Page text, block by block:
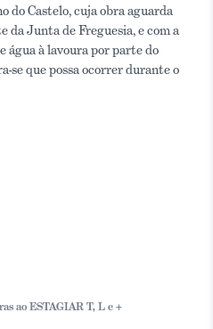
do Castelo, cuja obra aguarda
da Junta de Freguesia, e com a
água à lavoura por parte do
se que possa ocorrer durante o
ao ESTAGIAR T, L e +